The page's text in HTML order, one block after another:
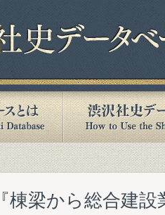
棟梁から総合建